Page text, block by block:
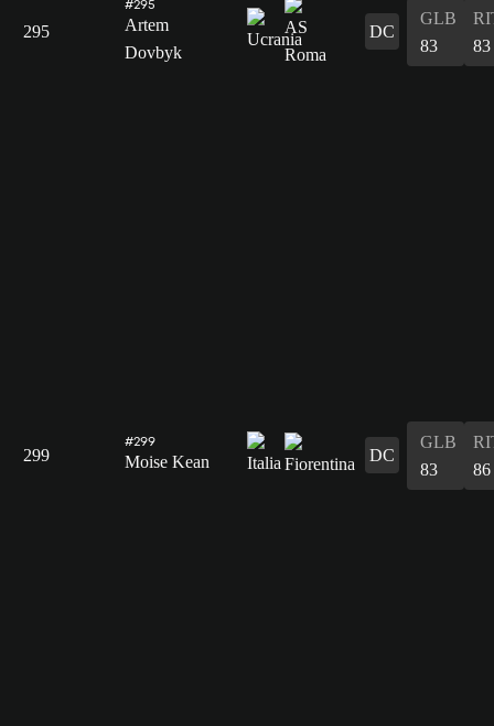
295
#295
Artem
Dovbyk
DC
GLB
83
83
299
#299
Moise Kean DC
GLB
83
86